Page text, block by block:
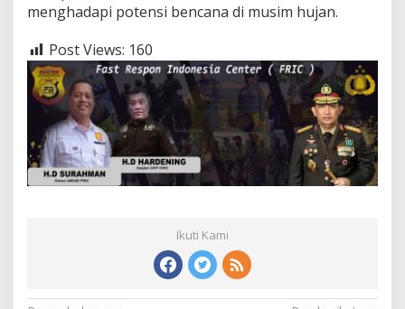
menghadapi potensi bencana di musim hujan.
Post Views: 160
Ikuti Kami